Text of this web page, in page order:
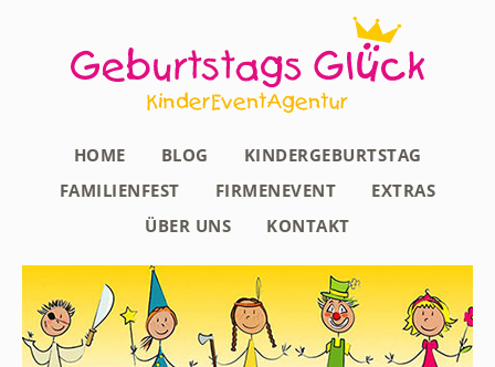
HOME BLOG
KINDERGEBURTSTAG
FAMILIENFEST
FIRMENEVENT
EXTRAS
ÜBER UNS
KONTAKT